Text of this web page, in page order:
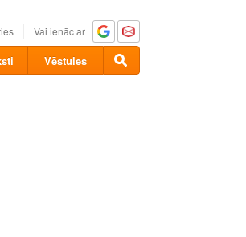
Vai ienāc ar
Vēstules